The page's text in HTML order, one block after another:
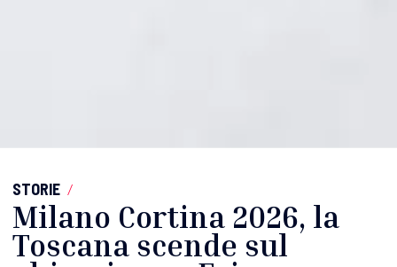
STORIE /
Milano Cortina 2026, la
Toscana scende sul